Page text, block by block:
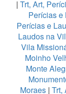
| Trt, Art,
Perícias e
Perícias e
Laudos na
Vila
Moinho
Monte
Moraes| Trt,